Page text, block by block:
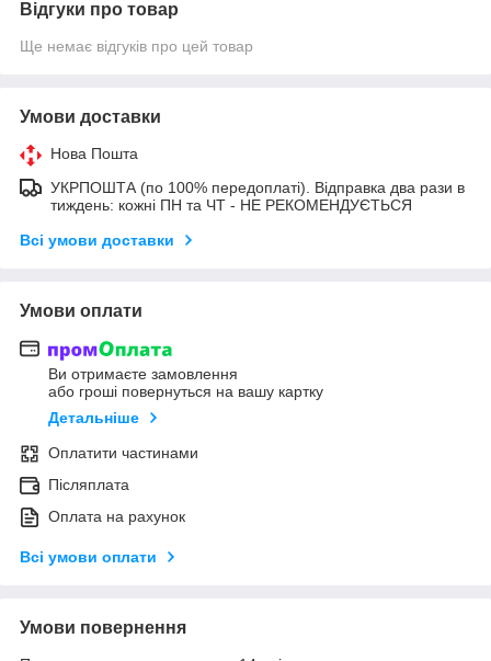
Відгуки про товар
Ще немає відгуків про цей товар
Умови доставки
Нова Пошта
УКРПОШТА (по 100% передоплаті). Відправка два рази в
тиждень: кожні ПН та ЧТ - НЕ РЕКОМЕНДУЄТЬСЯ
Всі умови доставки
Умови оплати
Ви отримаєте замовлення
або гроші повернуться на вашу картку
Детальніше
Оплатити частинами
Післяплата
Оплата на рахунок
Всі умови оплати
Умови повернення